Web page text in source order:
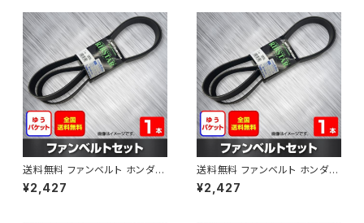
送料無料 ファンベルト ホンダ
ゼスト 型式JE1 H18.03～H24.
11 （国内トップメーカー） 1本 H
¥2,427
送料無料 ファンベルト ホンダ ラ
イフ 型式JB6 H15.09～H20.1
1 （国内トップメーカー） 1本 HA
¥2,427